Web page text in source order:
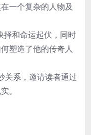
一个复杂的人物及
择和命运起伏，同时
塑造了他的传奇人
关系，邀请读者通过
。